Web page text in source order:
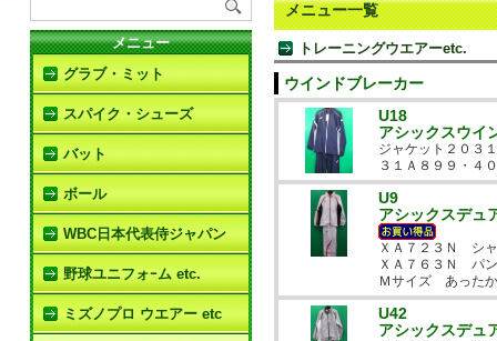
メニュー
グラブ・ミット
スパイク・シューズ
バット
ボール
WBC日本代表侍ジャパン
野球ユニフォｰム etc.
ミズノプロ ウエアー etc
メニュー一覧
トレーニングウエアーetc.
ウインドブレーカー
U18
アシックスウイ
ジャケット２０３
３１Ａ８９９・４
U9
アシックスデュ
ＸＡ７２３Ｎ シ
ＸＡ７６３Ｎ パ
Ｍサイズ あった
U42
アシックスデュ